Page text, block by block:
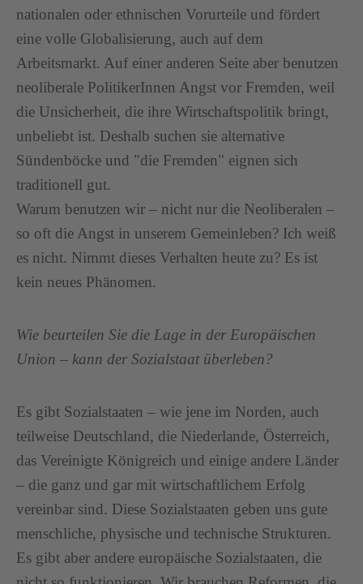
nationalen oder ethnischen Vorurteile und fördert
eine volle Globalisierung, auch auf dem
Arbeitsmarkt. Auf einer anderen Seite aber benutzen
neoliberale PolitikerInnen Angst vor Fremden, weil
die Unsicherheit, die ihre Wirtschaftspolitik bringt,
unbeliebt ist. Deshalb suchen sie alternative
Sündenböcke und "die Fremden" eignen sich
traditionell gut.
Warum benutzen wir – nicht nur die Neoliberalen –
so oft die Angst in unserem Gemeinleben? Ich weiß
es nicht. Nimmt dieses Verhalten heute zu? Es ist
kein neues Phänomen.
Wie beurteilen Sie die Lage in der Europäischen
Union – kann der Sozialstaat überleben?
Es gibt Sozialstaaten – wie jene im Norden, auch
teilweise Deutschland, die Niederlande, Österreich,
das Vereinigte Königreich und einige andere Länder
– die ganz und gar mit wirtschaftlichem Erfolg
vereinbar sind. Diese Sozialstaaten geben uns gute
menschliche, physische und technische Strukturen.
Es gibt aber andere europäische Sozialstaaten, die